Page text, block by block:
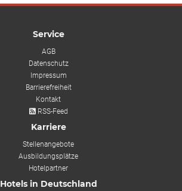
Service
AGB
Datenschutz
Impressum
Barrierefreiheit
Kontakt
RSS-Feed
Karriere
Stellenangebote
Ausbildungsplätze
Hotelpartner
Hotels in Deutschland